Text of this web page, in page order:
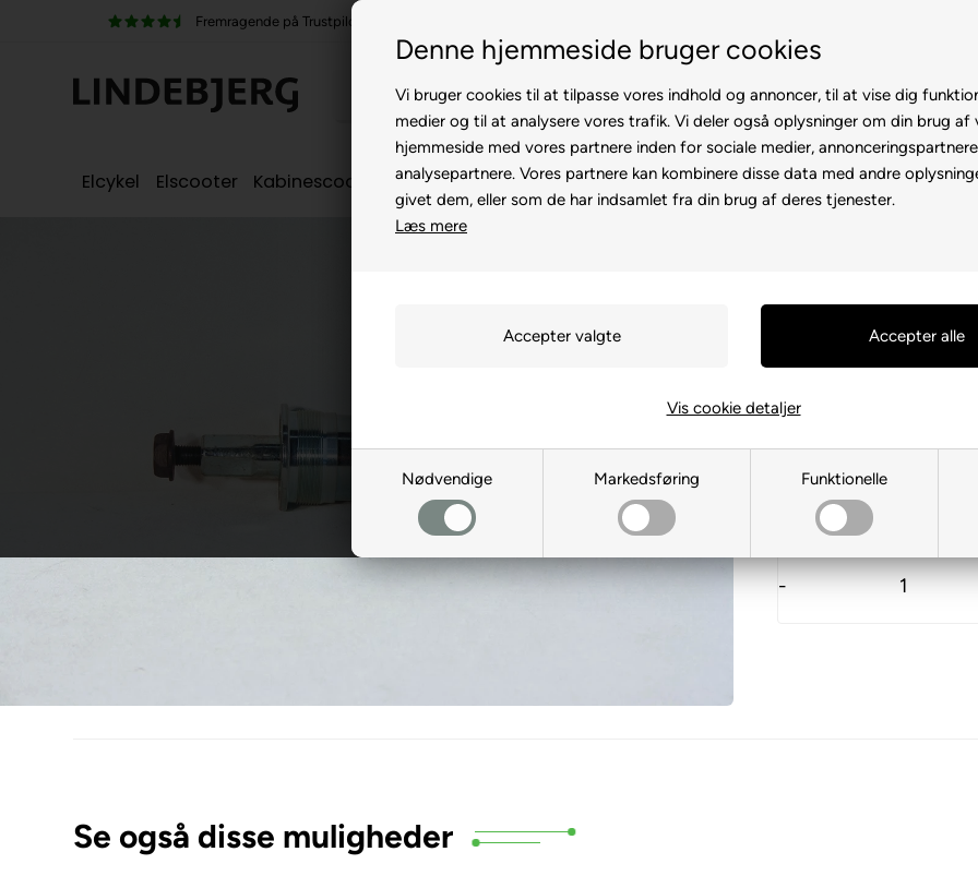
Denne hjemmeside bruger cookies
Vi bruger cookies til at tilpasse vores indhold og annoncer, til at vise dig
medier og til at analysere vores trafik. Vi deler også oplysninger om din brug af
hjemmeside med vores partnere inden for sociale medier,
analysepartnere. Vores partnere kan kombinere disse data med andre
givet dem, eller som de har indsamlet fra din brug af deres tjenester.
Læs mere
Nødvendige Markedsføring Funktionelle
Vis cookie detaljer
Fremragende på Trustpilot
Elcykel Elscooter Kabinescooter Seniorcykel Rollator Brugte Otiumstole El-kørestol
Krankleje
75025050
299,00
På lager til levering
-
Se også disse muligheder